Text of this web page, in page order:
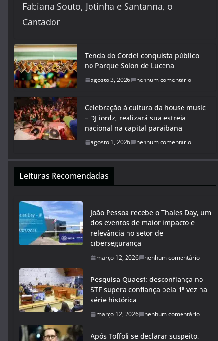
Fabiana Souto, Jotinha e Santanna, o
Cantador
Tenda do Cordel conquista público
no Parque Solon de Lucena
agosto 3, 2026 nenhum comentário
Celebração à cultura da house music
– DJ iordz, realizará sua estreia
nacional na capital paraibana
agosto 1, 2026 nenhum comentário
Leituras Recomendadas
João Pessoa recebe o Thales Day, um
dos eventos de maior impacto e
relevância no setor de
cibersegurança
março 12, 2026 nenhum comentário
Pesquisa Quaest: desconfiança no
STF supera confiança pela 1ª vez na
série histórica
março 12, 2026 nenhum comentário
Após Toffoli se declarar suspeito,